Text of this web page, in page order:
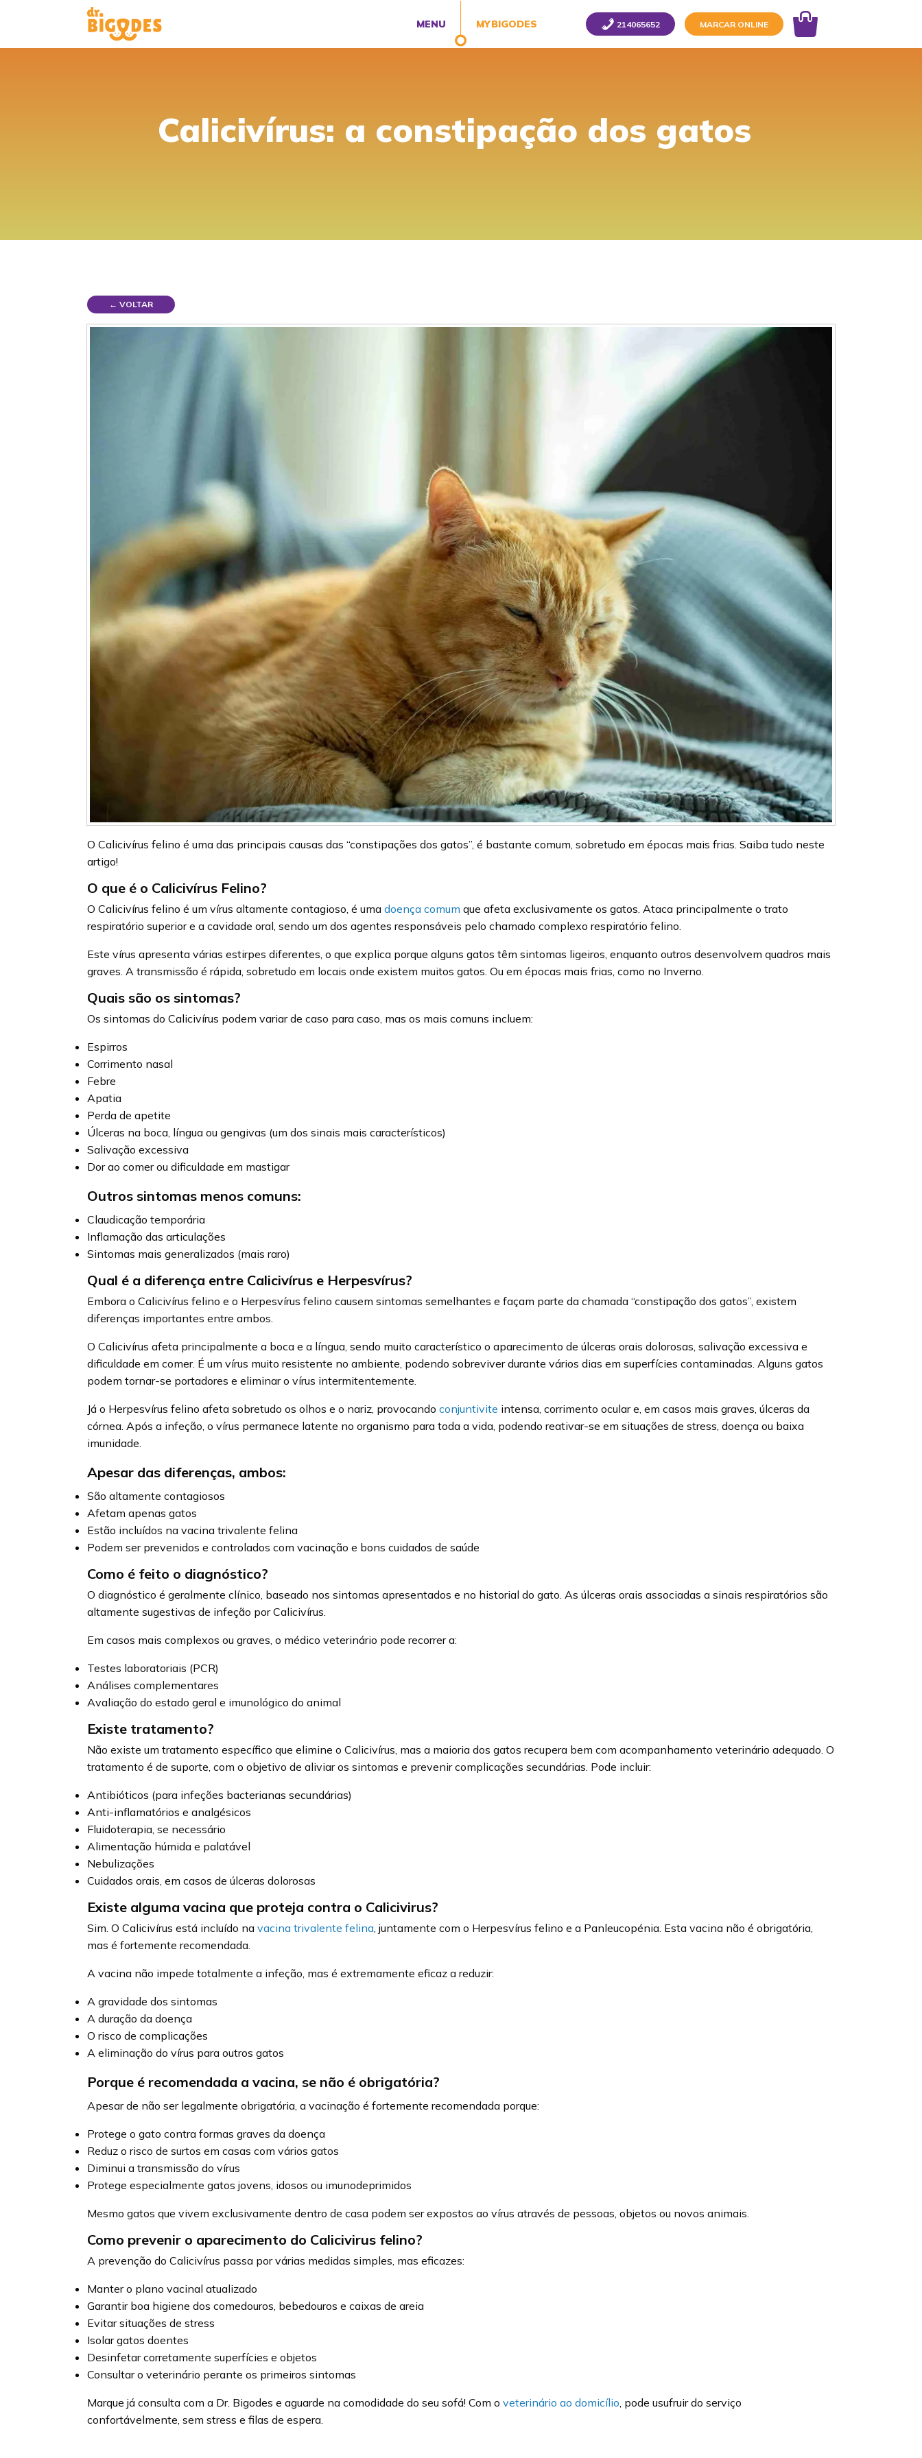
MENU MYBIGODES 214065652 MARCAR ONLINE
Calicivírus: a constipação dos gatos
← VOLTAR
O Calicivírus felino é uma das principais causas das “constipações dos gatos”, é bastante comum, sobretudo em épocas mais frias. Saiba tudo neste
artigo!
O que é o Calicivírus Felino?
O Calicivírus felino é um vírus altamente contagioso, é uma doença comum que afeta exclusivamente os gatos. Ataca principalmente o trato
respiratório superior e a cavidade oral, sendo um dos agentes responsáveis pelo chamado complexo respiratório felino.
Este vírus apresenta várias estirpes diferentes, o que explica porque alguns gatos têm sintomas ligeiros, enquanto outros desenvolvem quadros mais
graves. A transmissão é rápida, sobretudo em locais onde existem muitos gatos. Ou em épocas mais frias, como no Inverno.
Quais são os sintomas?
Os sintomas do Calicivírus podem variar de caso para caso, mas os mais comuns incluem:
Espirros
Corrimento nasal
Febre
Apatia
Perda de apetite
Úlceras na boca, língua ou gengivas (um dos sinais mais característicos)
Salivação excessiva
Dor ao comer ou dificuldade em mastigar
Outros sintomas menos comuns:
Claudicação temporária
Inflamação das articulações
Sintomas mais generalizados (mais raro)
Qual é a diferença entre Calicivírus e Herpesvírus?
Embora o Calicivírus felino e o Herpesvírus felino causem sintomas semelhantes e façam parte da chamada “constipação dos gatos”, existem
diferenças importantes entre ambos.
O Calicivírus afeta principalmente a boca e a língua, sendo muito característico o aparecimento de úlceras orais dolorosas, salivação excessiva e
dificuldade em comer. É um vírus muito resistente no ambiente, podendo sobreviver durante vários dias em superfícies contaminadas. Alguns gatos
podem tornar-se portadores e eliminar o vírus intermitentemente.
Já o Herpesvírus felino afeta sobretudo os olhos e o nariz, provocando conjuntivite intensa, corrimento ocular e, em casos mais graves, úlceras da
córnea. Após a infeção, o vírus permanece latente no organismo para toda a vida, podendo reativar-se em situações de stress, doença ou baixa
imunidade.
Apesar das diferenças, ambos:
São altamente contagiosos
Afetam apenas gatos
Estão incluídos na vacina trivalente felina
Podem ser prevenidos e controlados com vacinação e bons cuidados de saúde
Como é feito o diagnóstico?
O diagnóstico é geralmente clínico, baseado nos sintomas apresentados e no historial do gato. As úlceras orais associadas a sinais respiratórios são
altamente sugestivas de infeção por Calicivírus.
Em casos mais complexos ou graves, o médico veterinário pode recorrer a:
Testes laboratoriais (PCR)
Análises complementares
Avaliação do estado geral e imunológico do animal
Existe tratamento?
Não existe um tratamento específico que elimine o Calicivírus, mas a maioria dos gatos recupera bem com acompanhamento veterinário adequado. O
tratamento é de suporte, com o objetivo de aliviar os sintomas e prevenir complicações secundárias. Pode incluir:
Antibióticos (para infeções bacterianas secundárias)
Anti-inflamatórios e analgésicos
Fluidoterapia, se necessário
Alimentação húmida e palatável
Nebulizações
Cuidados orais, em casos de úlceras dolorosas
Existe alguma vacina que proteja contra o Calicivirus?
Sim. O Calicivírus está incluído na vacina trivalente felina, juntamente com o Herpesvírus felino e a Panleucopénia. Esta vacina não é obrigatória,
mas é fortemente recomendada.
A vacina não impede totalmente a infeção, mas é extremamente eficaz a reduzir:
A gravidade dos sintomas
A duração da doença
O risco de complicações
A eliminação do vírus para outros gatos
Porque é recomendada a vacina, se não é obrigatória?
Apesar de não ser legalmente obrigatória, a vacinação é fortemente recomendada porque:
Protege o gato contra formas graves da doença
Reduz o risco de surtos em casas com vários gatos
Diminui a transmissão do vírus
Protege especialmente gatos jovens, idosos ou imunodeprimidos
Mesmo gatos que vivem exclusivamente dentro de casa podem ser expostos ao vírus através de pessoas, objetos ou novos animais.
Como prevenir o aparecimento do Calicivirus felino?
A prevenção do Calicivírus passa por várias medidas simples, mas eficazes:
Manter o plano vacinal atualizado
Garantir boa higiene dos comedouros, bebedouros e caixas de areia
Evitar situações de stress
Isolar gatos doentes
Desinfetar corretamente superfícies e objetos
Consultar o veterinário perante os primeiros sintomas
Marque já consulta com a Dr. Bigodes e aguarde na comodidade do seu sofá! Com o veterinário ao domicílio, pode usufruir do serviço
confortávelmente, sem stress e filas de espera.